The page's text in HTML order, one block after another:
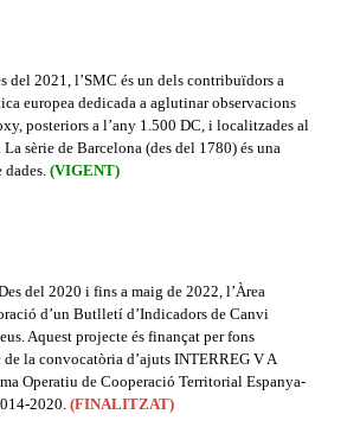
del 2021, l’SMC és un dels contribuïdors a
europea dedicada a aglutinar observacions
posteriors a l’any 1.500 DC, i localitzades al
sèrie de Barcelona (des del 1780) és una
(VIGENT)
del 2020 i fins a maig de 2022, l’Àrea
d’un Butlletí d’Indicadors de Canvi
Aquest projecte és finançat per fons
de la convocatòria d’ajuts INTERREG V A
Operatiu de Cooperació Territorial Espanya-
2020. (FINALITZAT)